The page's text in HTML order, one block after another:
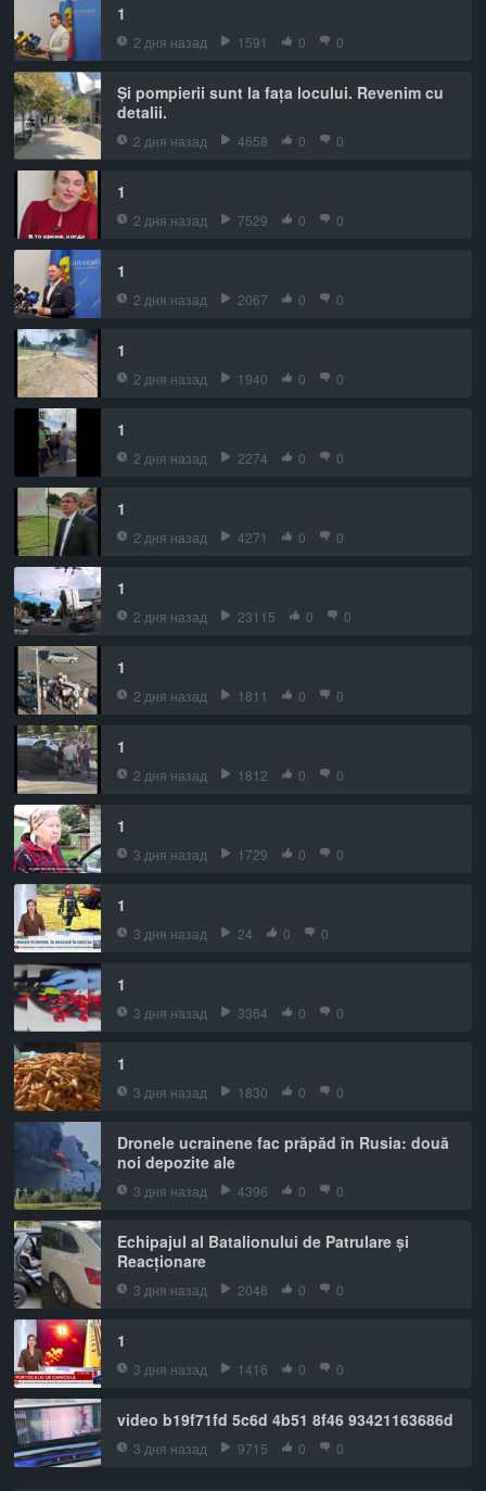
1
2 дня назад 1591 0 0
Și pompierii sunt la fața locului. Revenim cu
detalii.
2 дня назад 4658 0 0
1
2 дня назад 7529 0 0
1
2 дня назад 2067 0 0
1
2 дня назад 1940 0 0
1
2 дня назад 2274 0 0
1
2 дня назад 4271 0 0
1
2 дня назад 23115 0 0
1
2 дня назад 1811 0 0
1
2 дня назад 1812 0 0
1
3 дня назад 1729 0 0
1
3 дня назад 24 0 0
1
3 дня назад 3364 0 0
1
3 дня назад 1830 0 0
Dronele ucrainene fac prăpăd în Rusia: două
noi depozite ale
3 дня назад 4396 0 0
Echipajul al Batalionului de Patrulare și
Reacționare
3 дня назад 2048 0 0
1
3 дня назад 1416 0 0
video b19f71fd 5c6d 4b51 8f46 93421163686d
3 дня назад 9715 0 0